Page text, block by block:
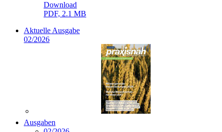
Download
PDF, 2.1 MB
Aktuelle Ausgabe
02/2026
Ausgaben